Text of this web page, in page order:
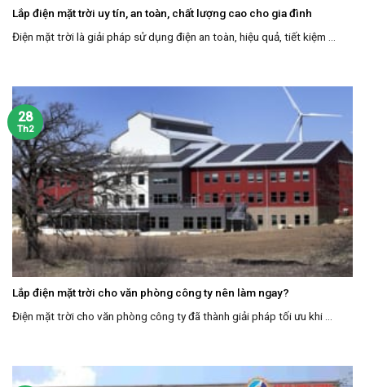
Lắp điện mặt trời uy tín, an toàn, chất lượng cao cho gia đình
Điện mặt trời là giải pháp sử dụng điện an toàn, hiệu quả, tiết kiệm ...
Lắp điện mặt trời cho văn phòng công ty nên làm ngay?
Điện mặt trời cho văn phòng công ty đã thành giải pháp tối ưu khi ...
28
Th2